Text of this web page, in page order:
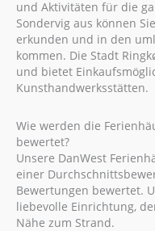
und Aktivitäten für die
Sondervig aus können
erkunden und in den
kommen. Die Stadt
und bietet
Kunsthandwerksstätten.
Wie werden die
bewertet?
Unsere DanWest
einer
Bewertungen bewertet.
liebevolle Einrichtung,
Nähe zum Strand.